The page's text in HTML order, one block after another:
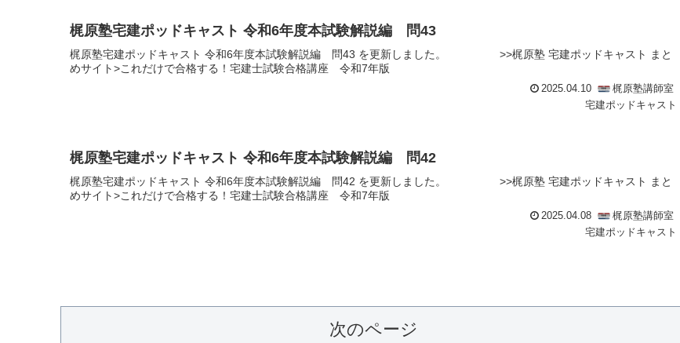
梶原塾宅建ポッドキャスト 令和6年度本試験解説編 問43
梶原塾宅建ポッドキャスト 令和6年度本試験解説編 問43 を更新しました。 >>梶原塾 宅建ポッドキャスト まと
めサイト>これだけで合格する！宅建士試験合格講座 令和7年版
2025.04.10
梶原塾講師室
宅建ポッドキャスト
梶原塾宅建ポッドキャスト 令和6年度本試験解説編 問42
梶原塾宅建ポッドキャスト 令和6年度本試験解説編 問42 を更新しました。 >>梶原塾 宅建ポッドキャスト まと
めサイト>これだけで合格する！宅建士試験合格講座 令和7年版
2025.04.08
梶原塾講師室
宅建ポッドキャスト
次のページ